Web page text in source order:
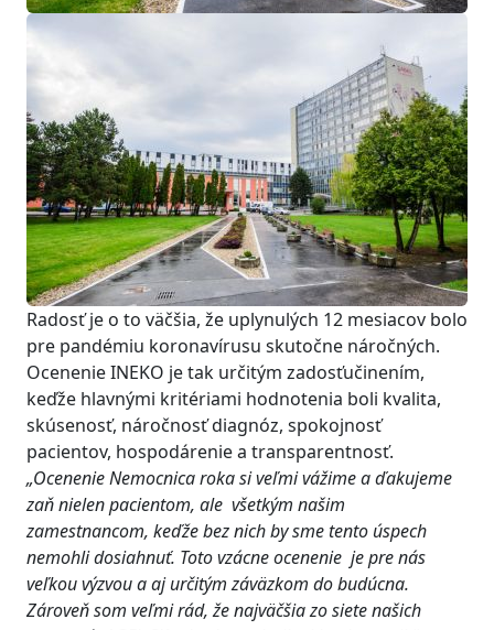
Radosť je o to väčšia, že uplynulých 12 mesiacov bolo
pre pandémiu koronavírusu skutočne náročných.
Ocenenie INEKO je tak určitým zadosťučinením,
keďže hlavnými kritériami hodnotenia boli kvalita,
skúsenosť, náročnosť diagnóz, spokojnosť
pacientov, hospodárenie a transparentnosť.
„Ocenenie Nemocnica roka si veľmi vážime a ďakujeme
zaň nielen pacientom, ale všetkým našim
zamestnancom, keďže bez nich by sme tento úspech
nemohli dosiahnuť. Toto vzácne ocenenie je pre nás
veľkou výzvou a aj určitým záväzkom do budúcna.
Zároveň som veľmi rád, že najväčšia zo siete našich